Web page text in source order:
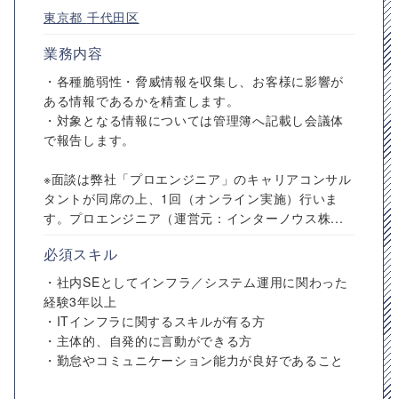
東京都 千代田区
業務内容
・各種脆弱性・脅威情報を収集し、お客様に影響が
ある情報であるかを精査します。
・対象となる情報については管理簿へ記載し会議体
で報告します。
※面談は弊社「プロエンジニア」のキャリアコンサル
タントが同席の上、1回（オンライン実施）行いま
す。プロエンジニア（運営元：インターノウス株...
必須スキル
・社内SEとしてインフラ／システム運用に関わった
経験3年以上
・ITインフラに関するスキルが有る方
・主体的、自発的に言動ができる方
・勤怠やコミュニケーション能力が良好であること